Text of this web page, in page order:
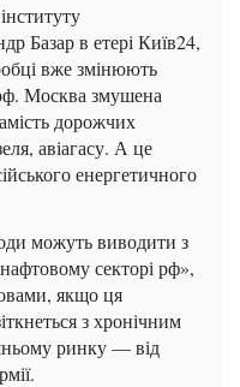
Базар в етері Київ24,
вже змінюють
Москва змушена
дорожчих
авіагасу. А це
енергетичного
можуть виводити з
секторі рф»,
якщо ця
з хронічним
ринку — від